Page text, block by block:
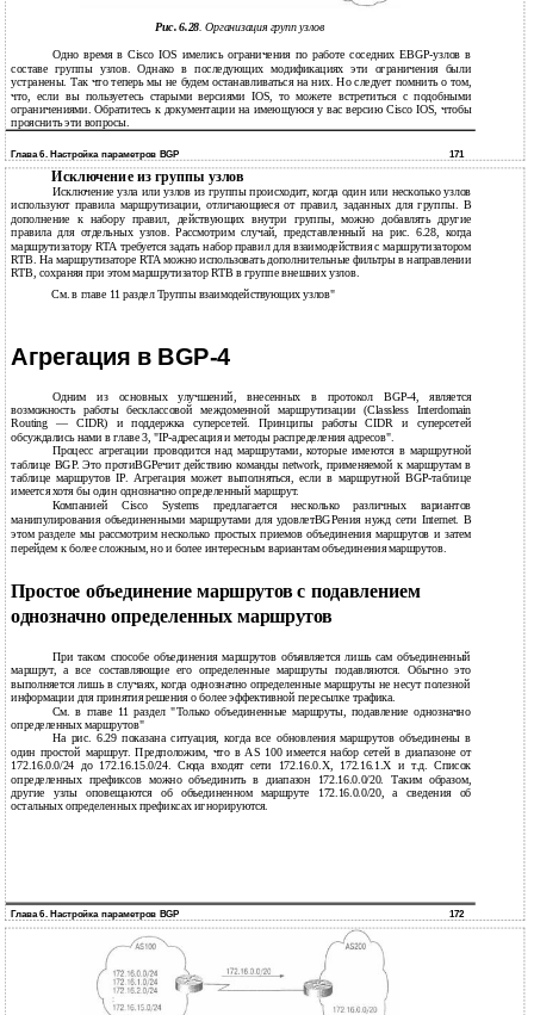
Рис. 6.28. Организация групп узлов
Одно время в Cisco IOS имелись ограничения по работе соседних EBGP-узлов в
составе группы узлов. Однако в последующих модификациях эти ограничения были
устранены. Так что теперь мы не будем останавливаться на них. Но следует помнить о том,
что, если вы пользуетесь старыми версиями IOS, то можете встретиться с подобными
ограничениями. Обратитесь к документации на имеющуюся у вас версию Cisco IOS, чтобы
прояснить эти вопросы.
Глава 6. Настройка параметров BGP 171
Исключение из группы узлов
Исключение узла или узлов из группы происходит, когда один или несколько узлов
используют правила маршрутизации, отличающиеся от правил, заданных для группы. В
дополнение к набору правил, действующих внутри группы, можно добавлять другие
правила для отдельных узлов. Рассмотрим случай, представленный на рис. 6.28, когда
маршрутизатору RTA требуется задать набор правил для взаимодействия с маршрутизатором
RTB. На маршрутизаторе RTA можно использовать дополнительные фильтры в направлении
RTB, сохраняя при этом маршрутизатор RTB в группе внешних узлов.
См. в главе 11 раздел Труппы взаимодействующих узлов"
Агрегация в BGP-4
Одним из основных улучшений, внесенных в протокол BGP-4, является
возможность работы бесклассовой междоменной маршрутизации (Classless Interdomain
Routing — CIDR) и поддержка суперсетей. Принципы работы CIDR и суперсетей
обсуждались нами в главе 3, "IP-адресация и методы распределения адресов".
Процесс агрегации проводится над маршрутами, которые имеются в маршрутной
таблице BGP. Это протиBGPечит действию команды network, применяемой к маршрутам в
таблице маршрутов IP. Агрегация может выполняться, если в маршрутной BGP-таблице
имеется хотя бы один однозначно определенный маршрут.
Компанией Cisco Systems предлагается несколько различных вариантов
манипулирования объединенными маршрутами для удовлетBGPения нужд сети Internet. В
этом разделе мы рассмотрим несколько простых приемов объединения маршрутов и затем
перейдем к более сложным, но и более интересным вариантам объединения маршрутов.
Простое объединение маршрутов с подавлением
однозначно определенных маршрутов
При таком способе объединения маршрутов объявляется лишь сам объединенный
маршрут, а все составляющие его определенные маршруты подавляются. Обычно это
выполняется лишь в случаях, когда однозначно определенные маршруты не несут полезной
информации для принятия решения о более эффективной пересылке трафика.
См. в главе 11 раздел "Только объединенные маршруты, подавление однозначно
определенных маршрутов"
На рис. 6.29 показана ситуация, когда все обновления маршрутов объединены в
один простой маршрут. Предположим, что в AS 100 имеется набор сетей в диапазоне от
172.16.0.0/24 до 172.16.15.0/24. Сюда входят сети 172.16.0.Х, 172.16.1.Х и т.д. Список
определенных префиксов можно объединить в диапазон 172.16.0.0/20. Таким образом,
другие узлы оповещаются об объединенном маршруте 172.16.0.0/20, а сведения об
остальных определенных префиксах игнорируются.
Глава 6. Настройка параметров BGP 172